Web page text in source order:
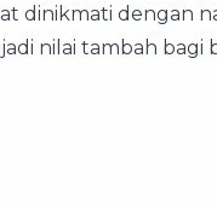
dinikmati dengan
nilai tambah bagi